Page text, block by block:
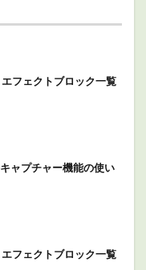
フェクトブロック一覧
ャプチャー機能の使い
フェクトブロック一覧